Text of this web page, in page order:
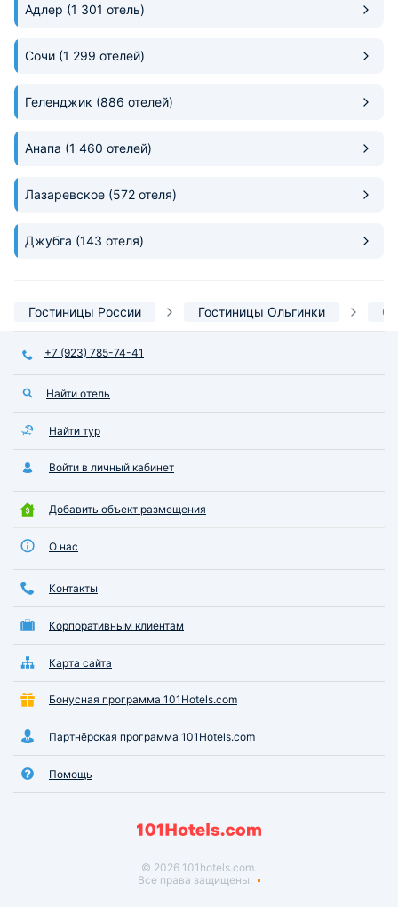
Адлер (1 301 отель)
Сочи (1 299 отелей)
Геленджик (886 отелей)
Анапа (1 460 отелей)
Лазаревское (572 отеля)
Джубга (143 отеля)
Гостиницы России Гостиницы Ольгинки С
+7 (923) 785-74-41
Найти отель
Найти тур
Войти в личный кабинет
Добавить объект размещения
О нас
Контакты
Корпоративным клиентам
Карта сайта
Бонусная программа 101Hotels.com
Партнёрская программа 101Hotels.com
Помощь
© 2026 101hotels.com.
Все права защищены.